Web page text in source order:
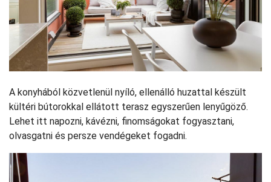
A konyhából közvetlenül nyíló, ellenálló huzattal készült
kültéri bútorokkal ellátott terasz egyszerűen lenyűgöző.
Lehet itt napozni, kávézni, finomságokat fogyasztani,
olvasgatni és persze vendégeket fogadni.